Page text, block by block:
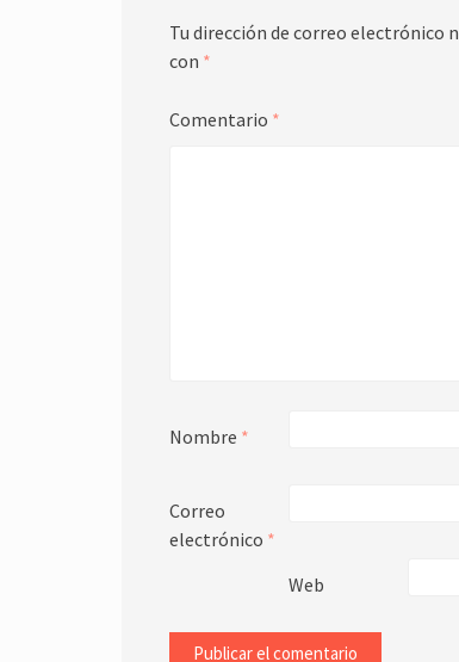
Tu dirección de correo electrónico
con *
Comentario *
Nombre *
Correo
electrónico *
Web